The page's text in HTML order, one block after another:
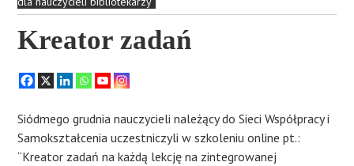
Kreator zadań
Siódmego grudnia nauczycieli należący do Sieci Współpracy i
Samokształcenia uczestniczyli w szkoleniu online pt.:
“Kreator zadań na każdą lekcję na zintegrowanej